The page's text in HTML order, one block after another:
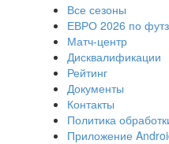
Все сезоны
ЕВРО 2026 по
Матч-центр
Дисквалификации
Рейтинг
Документы
Контакты
Политика
Приложение